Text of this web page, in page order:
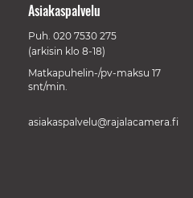
Asiakaspalvelu
Puh. 020 7530 275
(arkisin klo 8-18)
Matkapuhelin-/pv-maksu 17
snt/min.
asiakaspalvelu@rajalacamera.fi